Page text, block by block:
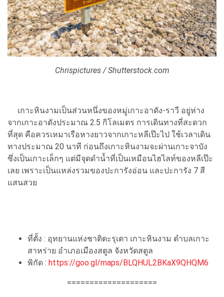
Chrispictures / Shutterstock.com
เกาะหินงามเป็นส่วนหนึ่งของหมู่เกาะอาดัง-ราวี อยู่ห่าง
จากเกาะอาดังประมาณ 2.5 กิโลเมตร การเดินทางที่สะดวก
ที่สุด คือควรเหมาเรือหางยาวจากเกาะหลีเป๊ะไป ใช้เวลาเดิน
ทางประมาณ 20 นาที ก่อนถึงเกาะหินงามจะผ่านเกาะจาบัง
ซึ่งเป็นเกาะเล็กๆ แต่มีจุดดำน้ำที่เป็นเหมือนไฮไลท์ของหลีเป๊ะ
เลย เพราะเป็นแหล่งรวมของปะการังอ่อน และปะการัง 7 สี
แสนสวย
ที่ตั้ง : อุทยานแห่งชาติตะรุเตา เกาะหินงาม ตำบลเกาะ
สาหร่าย อำเภอเมืองสตูล จังหวัดสตูล
พิกัด : https://goo.gl/maps/BLQHUL2BKaX9QHQM6
====================